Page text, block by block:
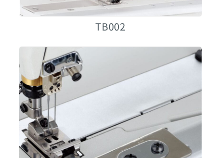
TB002